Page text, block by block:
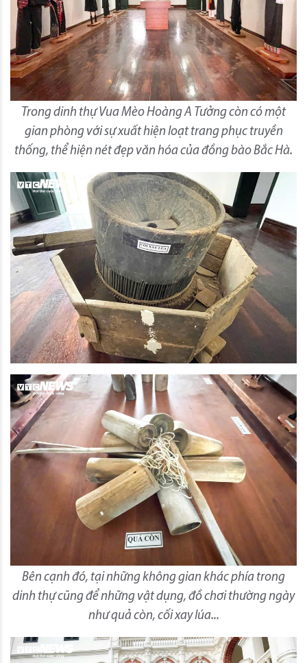
Trong dinh thự Vua Mèo Hoàng A Tưởng còn có một
gian phòng với sự xuất hiện loạt trang phục truyền
thống, thể hiện nét đẹp văn hóa của đồng bào Bắc Hà.
Bên cạnh đó, tại những không gian khác phía trong
dinh thự cũng để những vật dụng, đồ chơi thường ngày
như quả còn, cối xay lúa...